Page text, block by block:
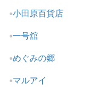
小田原百貨店
一号舘
めぐみの郷
マルアイ